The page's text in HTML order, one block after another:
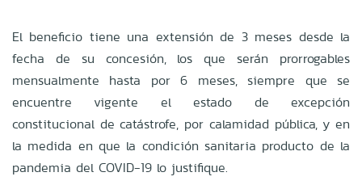
El beneficio tiene una extensión de 3 meses desde la
fecha de su concesión, los que serán prorrogables
mensualmente hasta por 6 meses, siempre que se
encuentre vigente el estado de excepción
constitucional de catástrofe, por calamidad pública, y en
la medida en que la condición sanitaria producto de la
pandemia del COVID-19 lo justifique.